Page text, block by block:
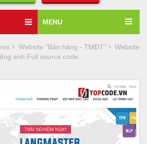
MENU
Website "Bán hàng - TMĐT"
Website
anh Full source code